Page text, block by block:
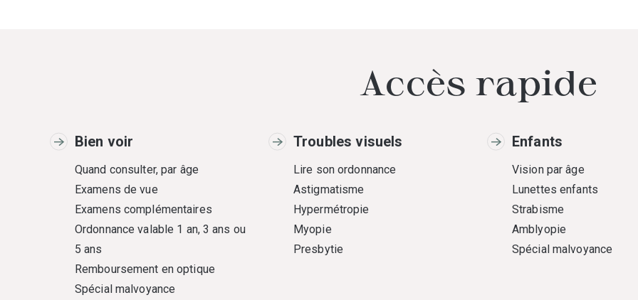
Accès rapide
Bien voir
Quand consulter, par âge
Examens de vue
Examens complémentaires
Ordonnance valable 1 an, 3 ans ou
5 ans
Remboursement en optique
Spécial malvoyance
Troubles visuels
Lire son ordonnance
Astigmatisme
Hypermétropie
Myopie
Presbytie
Enfants
Vision par âge
Lunettes enfants
Strabisme
Amblyopie
Spécial malvoyance